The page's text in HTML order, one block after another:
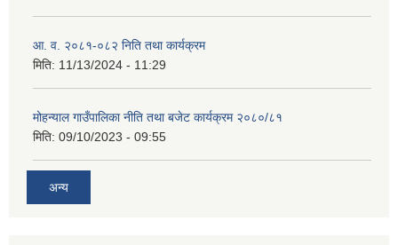
आ. व. २०८१-०८२ निति तथा कार्यक्रम
मिति: 11/13/2024 - 11:29
मोहन्याल गाउँपालिका नीति तथा बजेट कार्यक्रम २०८०/८१
मिति: 09/10/2023 - 09:55
अन्य